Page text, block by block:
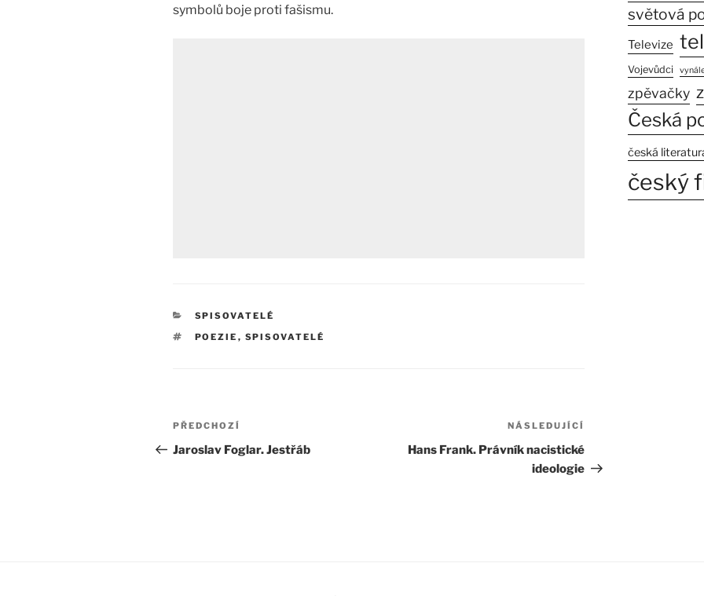
symbolů boje proti fašismu.
RUBRIKY
SPISOVATELÉ
ŠTÍTKY
POEZIE , SPISOVATELÉ
Navigace
pro
Předchozí
příspěvek
PŘEDCHOZÍ
Jaroslav Foglar. Jestřáb
příspěvek
NÁSLEDUJÍCÍ
Hans Frank. Právník nacistické
ideologie
světová
Televize
Vojevůdci
zpěvačky
Česká
česká
český